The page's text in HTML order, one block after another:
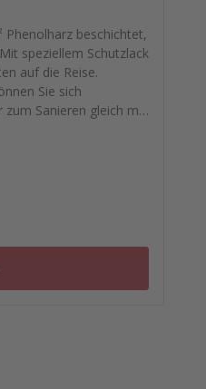
Phenolharz beschichtet,
speziellem Schutzlack
auf die Reise.
Sie sich
Sanieren gleich mit.